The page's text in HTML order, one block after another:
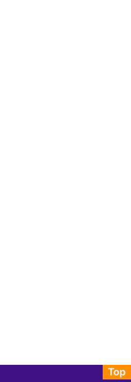
Top